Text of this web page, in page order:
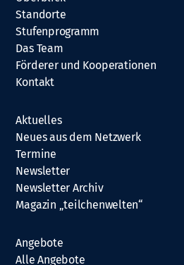
Standorte
Stufenprogramm
Das Team
Förderer und Kooperationen
Kontakt
Aktuelles
Neues aus dem Netzwerk
Termine
Newsletter
Newsletter Archiv
Magazin „teilchenwelten“
Angebote
Alle Angebote